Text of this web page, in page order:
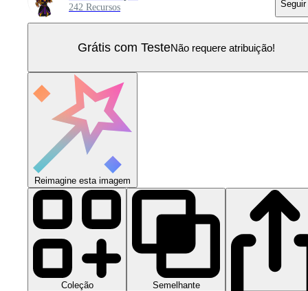
242 Recursos Seguir
Grátis com TesteNão requere atribuição!
Reimagine esta imagem
Coleção Semelhante